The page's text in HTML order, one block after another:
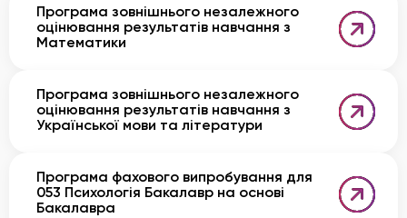
Програма зовнішнього незалежного
оцінювання результатів навчання з
Математики
Програма зовнішнього незалежного
оцінювання результатів навчання з
Української мови та літератури
Програма фахового випробування для
053 Психологія Бакалавр на основі
Бакалавра